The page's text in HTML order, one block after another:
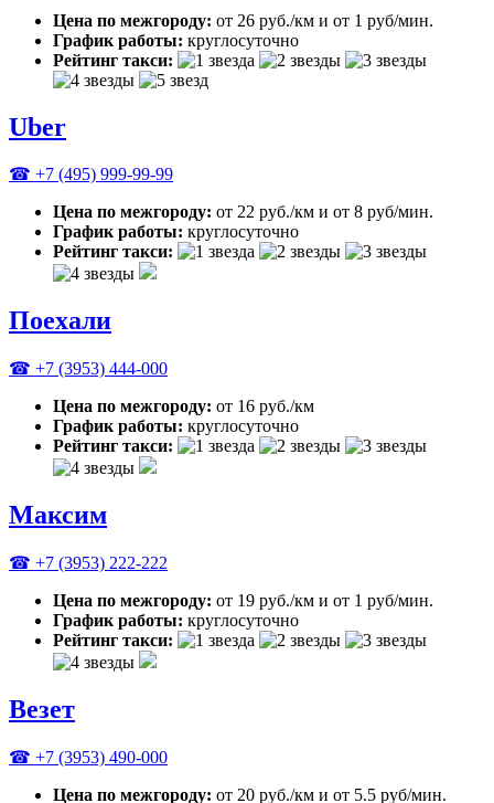
Цена по межгороду: от 26 руб./км и от 1 руб/мин.
График работы: круглосуточно
Рейтинг такси:
Uber
☎ +7 (495) 999-99-99
Цена по межгороду: от 22 руб./км и от 8 руб/мин.
График работы: круглосуточно
Рейтинг такси:
Поехали
☎ +7 (3953) 444-000
Цена по межгороду: от 16 руб./км
График работы: круглосуточно
Рейтинг такси:
Максим
☎ +7 (3953) 222-222
Цена по межгороду: от 19 руб./км и от 1 руб/мин.
График работы: круглосуточно
Рейтинг такси:
Везет
☎ +7 (3953) 490-000
Цена по межгороду: от 20 руб./км и от 5.5 руб/мин.